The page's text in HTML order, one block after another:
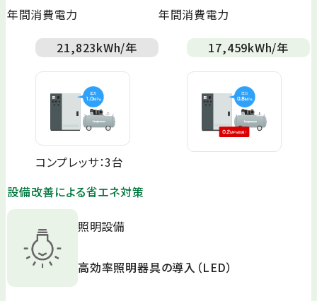
年間消費電力
21,823kWh/年
コンプレッサ：3台
年間消費電力
17,459kWh/年
設備改善による省エネ対策
照明設備
高効率照明器具の導入（LED）